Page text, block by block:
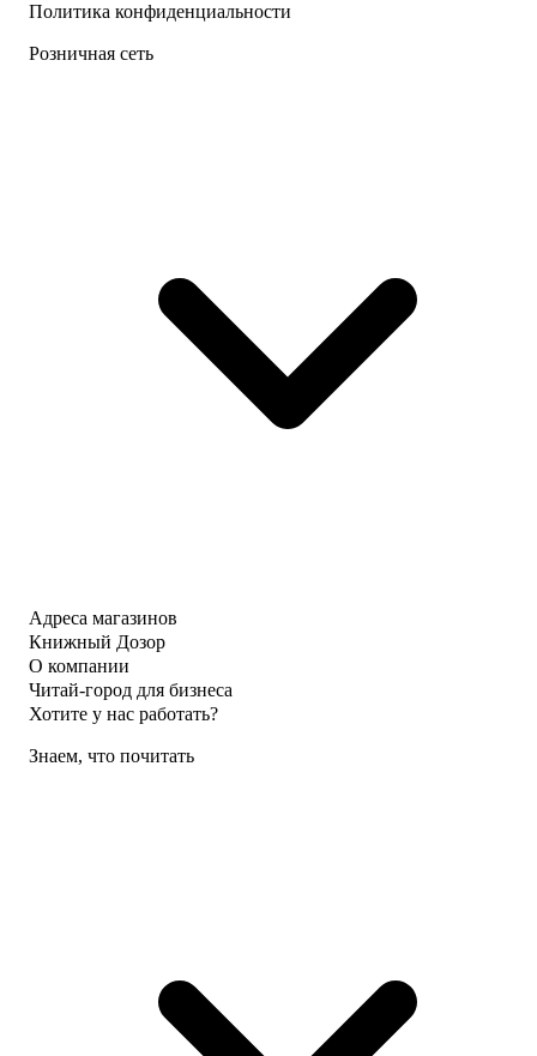
Политика конфиденциальности
Розничная сеть
Адреса магазинов
Книжный Дозор
О компании
Читай-город для бизнеса
Хотите у нас работать?
Знаем, что почитать